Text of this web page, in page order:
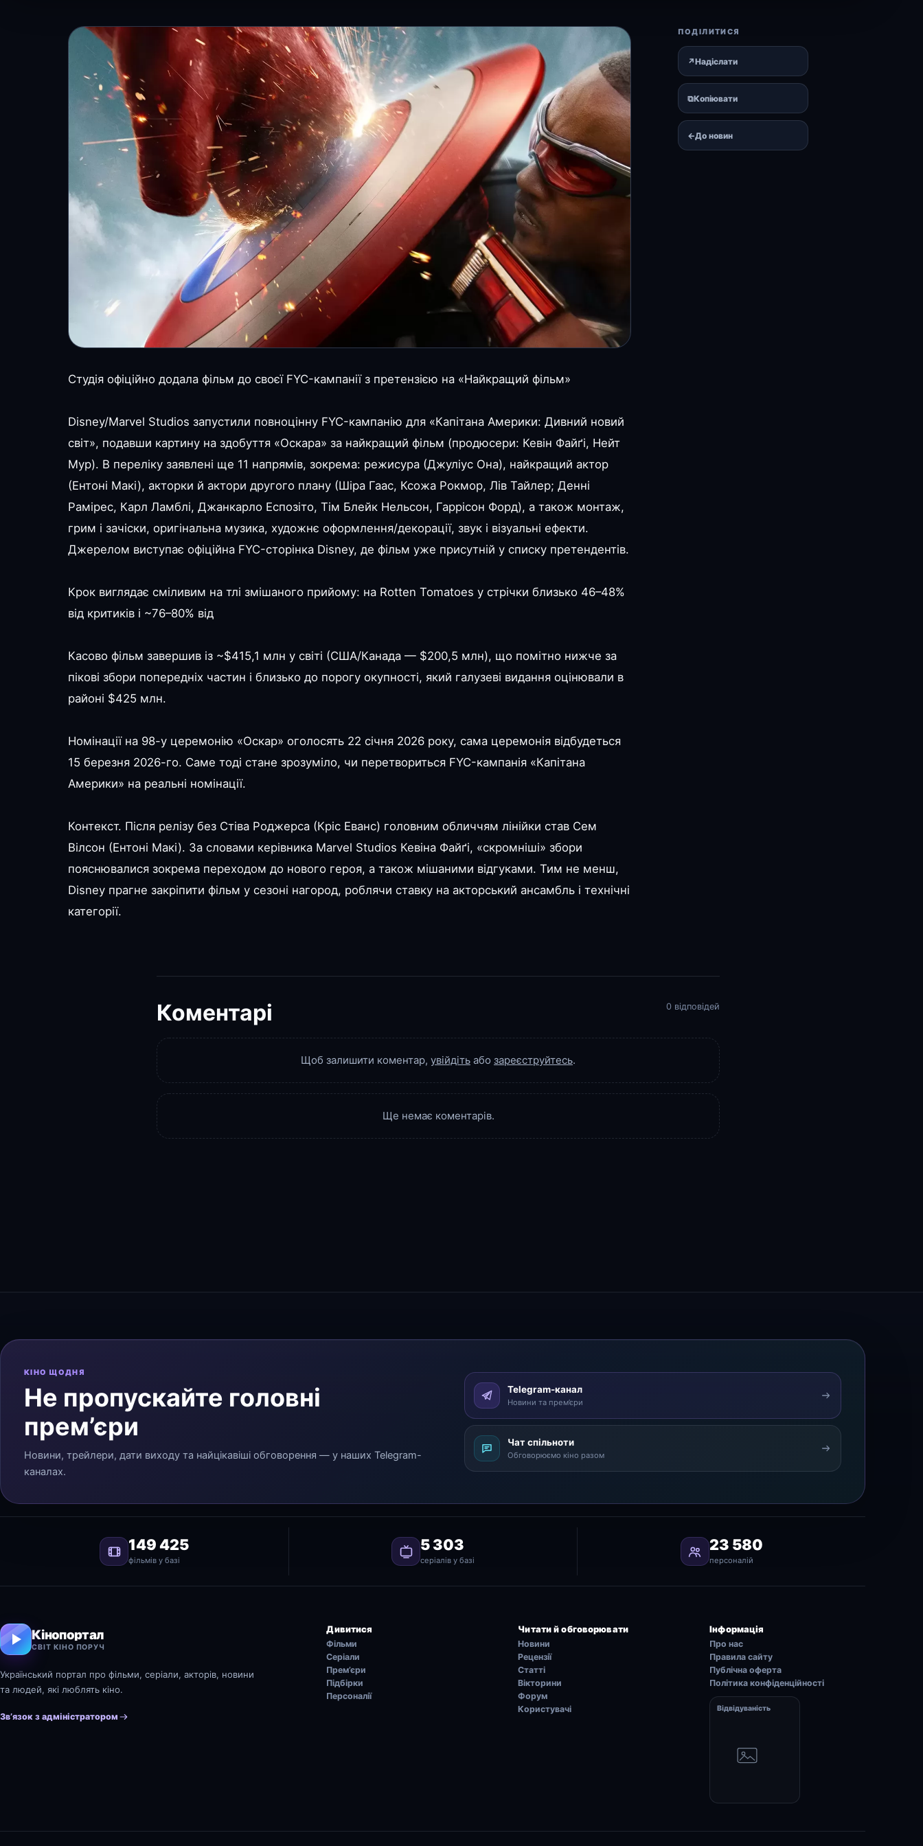
Студія офіційно додала фільм до своєї FYC-кампанії з претензією на «Найкращий фільм»
Disney/Marvel Studios запустили повноцінну FYC-кампанію для «Капітана Америки: Дивний новий
світ», подавши картину на здобуття «Оскара» за найкращий фільм (продюсери: Кевін Файґі, Нейт
Мур). В переліку заявлені ще 11 напрямів, зокрема: режисура (Джуліус Она), найкращий актор
(Ентоні Макі), акторки й актори другого плану (Шіра Гаас, Ксожа Рокмор, Лів Тайлер; Денні
Рамірес, Карл Ламблі, Джанкарло Еспозіто, Тім Блейк Нельсон, Гаррісон Форд), а також монтаж,
грим і зачіски, оригінальна музика, художнє оформлення/декорації, звук і візуальні ефекти.
Джерелом виступає офіційна FYC-сторінка Disney, де фільм уже присутній у списку претендентів.
Крок виглядає сміливим на тлі змішаного прийому: на Rotten Tomatoes у стрічки близько 46–48%
від критиків і ~76–80% від
Касово фільм завершив із ~$415,1 млн у світі (США/Канада — $200,5 млн), що помітно нижче за
пікові збори попередніх частин і близько до порогу окупності, який галузеві видання оцінювали в
районі $425 млн.
Номінації на 98-у церемонію «Оскар» оголосять 22 січня 2026 року, сама церемонія відбудеться
15 березня 2026-го. Саме тоді стане зрозуміло, чи перетвориться FYC-кампанія «Капітана
Америки» на реальні номінації.
Контекст. Після релізу без Стіва Роджерса (Кріс Еванс) головним обличчям лінійки став Сем
Вілсон (Ентоні Макі). За словами керівника Marvel Studios Кевіна Файґі, «скромніші» збори
пояснювалися зокрема переходом до нового героя, а також мішаними відгуками. Тим не менш,
Disney прагне закріпити фільм у сезоні нагород, роблячи ставку на акторський ансамбль і технічні
категорії.
ПОДІЛИТИСЯ
↗Надіслати
⧉Копіювати
←До новин
Коментарі 0 відповідей
Щоб залишити коментар, увійдіть або зареєструйтесь.
Ще немає коментарів.
КІНО ЩОДНЯ
Не пропускайте головні
прем’єри
Новини, трейлери, дати виходу та найцікавіші обговорення — у наших Telegram-
каналах.
Telegram-канал
Новини та прем’єри
Чат спільноти
Обговорюємо кіно разом
149 425
фільмів у базі
5 303
серіалів у базі
23 580
персоналій
Кінопортал
СВІТ КІНО ПОРУЧ
Український портал про фільми, серіали, акторів, новини
та людей, які люблять кіно.
Зв’язок з адміністратором
Дивитися
Фільми
Серіали
Прем’єри
Підбірки
Персоналії
Читати й обговорювати
Новини
Рецензії
Статті
Вікторини
Форум
Користувачі
Інформація
Про нас
Правила сайту
Публічна оферта
Політика конфіденційності
Відвідуваність